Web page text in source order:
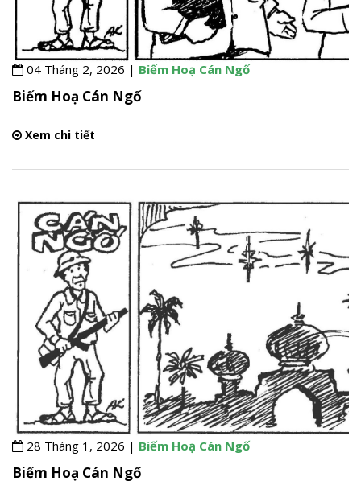
04 Tháng 2, 2026 | Biếm Hoạ Cán Ngố
Biếm Hoạ Cán Ngố
Xem chi tiết
28 Tháng 1, 2026 | Biếm Hoạ Cán Ngố
Biếm Hoạ Cán Ngố